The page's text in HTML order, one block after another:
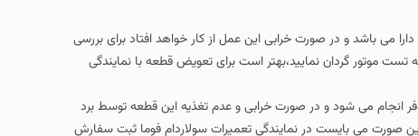
می باشد و در صورت خرابی این عمل از کار خواهد افتاد برای بررسی
از برق 220 به صورت چداگانه اقدام به تست موتور گردان نمایید،بهتر است برای تعویض قطعه با نمایندگی
انجام می شود و در صورت خرابی و عدم تغذیه این قطعه توسط برد
صورت می بایست در نمایندگی تعمیرات سولاردام فوما ثبت سفارش